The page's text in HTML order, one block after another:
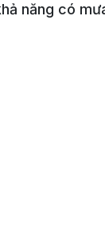
năng có